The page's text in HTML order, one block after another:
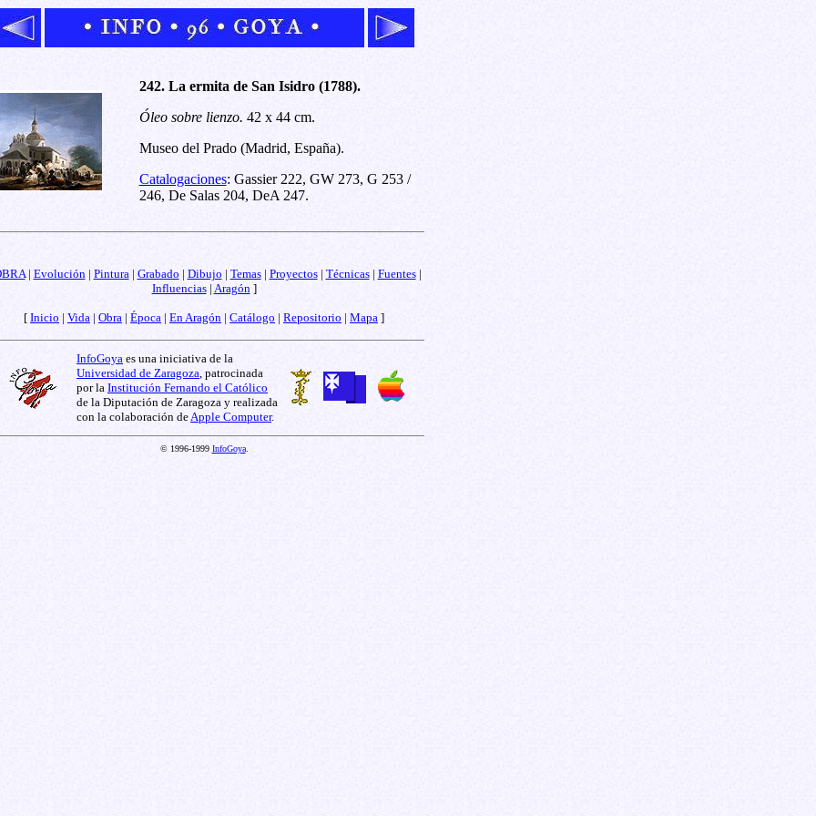
242. La ermita de San Isidro (1788).
Óleo sobre lienzo. 42 x 44 cm.
Museo del Prado (Madrid, España).
Catalogaciones: Gassier 222, GW 273, G 253 /
246, De Salas 204, DeA 247.
| Evolución| Pintura| Grabado | Dibujo | Temas| Proyectos| Técnicas| Fuentes|
Influencias| Aragón]
[ Inicio | Vida | Obra | Época | En Aragón | Catálogo | Repositorio | Mapa ]
InfoGoya es una iniciativa de la
Universidad de Zaragoza, patrocinada
por la Institución Fernando el Católico
de la Diputación de Zaragoza y realizada
con la colaboración deApple Computer.
© 1996-1999 InfoGoya.